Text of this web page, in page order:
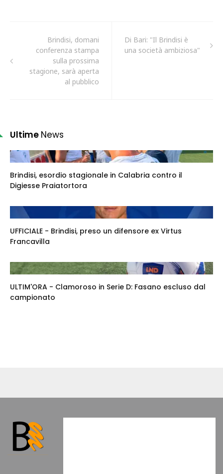
Brindisi, domani
conferenza stampa
sulla prossima
stagione, sarà aperta
al pubblico
Di Bari: "Il Brindisi è
una società ambiziosa"
Ultime News
Brindisi, esordio stagionale in Calabria contro il
Digiesse Praiatortora
UFFICIALE - Brindisi, preso un difensore ex Virtus
Francavilla
ULTIM'ORA - Clamoroso in Serie D: Fasano escluso dal
campionato